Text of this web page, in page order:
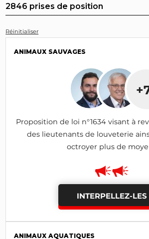
2846 prises de position
Réinitialiser
ANIMAUX SAUVAGES
Proposition de loi n°1634 visant à
des lieutenants de louveterie
octroyer plus de
INTERPELLEZ-LES
ANIMAUX AQUATIQUES